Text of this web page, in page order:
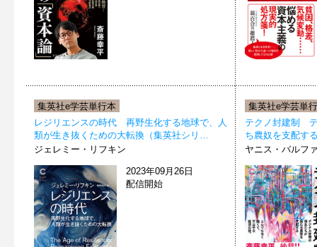
集英社e学芸単行本
レジリエンスの時代 再野生化する地球で、人
類が生き抜くための大転換（集英社シリ…
ジェレミー・リフキン
2023年09月26日
配信開始
集英社e学芸単
テクノ封建制
ち農奴を支配す
ヤニス・バルフ